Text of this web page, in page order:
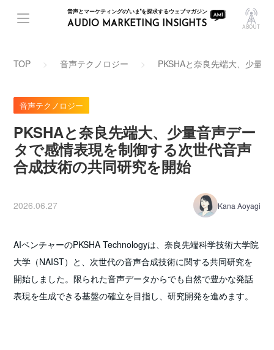
音声とマーケティングの"いま"を探求するウェブマガジン
AUDIO MARKETING INSIGHTS ABOUT
TOP 音声テクノロジー PKSHAと奈良先端大、少量
音声テクノロジー
PKSHAと奈良先端大、少量音声デー
タで感情表現を制御する次世代音声
合成技術の共同研究を開始
2026.06.27 Kana Aoyagi
AIベンチャーのPKSHA Technologyは、奈良先端科学技術大学院
大学（NAIST）と、次世代の音声合成技術に関する共同研究を
開始しました。限られた音声データからでも自然で豊かな発話
表現を生成できる基盤の確立を目指し、研究開発を進めます。